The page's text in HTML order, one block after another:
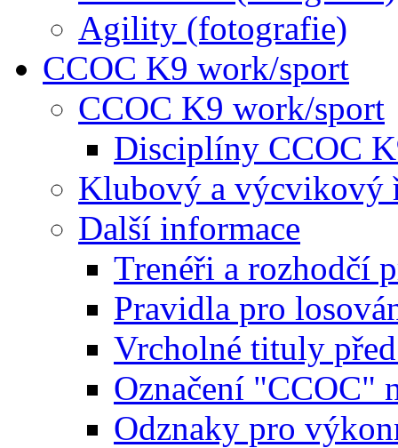
Agility (fotografie)
CCOC K9 work/sport
CCOC K9 work/sport
Disciplíny CCOC
Klubový a výcvikový
Další informace
Trenéři a rozhodčí
Pravidla pro
Vrcholné tituly
Označení "CCOC"
Odznaky pro